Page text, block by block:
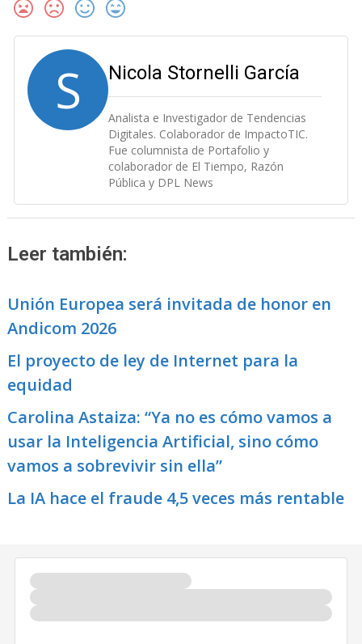
S Nicola Stornelli García
Analista e Investigador de Tendencias
Digitales. Colaborador de ImpactoTIC.
Fue columnista de Portafolio y
colaborador de El Tiempo, Razón
Pública y DPL News
Leer también:
Unión Europea será invitada de honor en
Andicom 2026
El proyecto de ley de Internet para la
equidad
Carolina Astaiza: “Ya no es cómo vamos a
usar la Inteligencia Artificial, sino cómo
vamos a sobrevivir sin ella”
La IA hace el fraude 4,5 veces más rentable